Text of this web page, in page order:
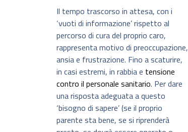
Il tempo trascorso in attesa, con i
‘vuoti di informazione’ rispetto al
percorso di cura del proprio caro,
rappresenta motivo di preoccupazione,
ansia e frustrazione. Fino a scaturire,
in casi estremi, in rabbia e tensione
contro il personale sanitario. Per dare
una risposta adeguata a questo
‘bisogno di sapere’ (se il proprio
parente sta bene, se si riprenderà